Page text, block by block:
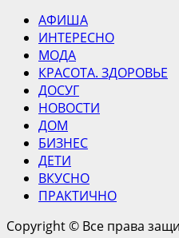
АФИША
ИНТЕРЕСНО
МОДА
КРАСОТА. ЗДОРОВЬЕ
ДОСУГ
НОВОСТИ
ДОМ
БИЗНЕС
ДЕТИ
ВКУСНО
ПРАКТИЧНО
Copyright © Все права